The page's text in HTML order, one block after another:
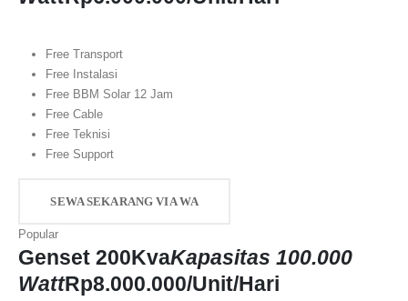
Free Transport
Free Instalasi
Free BBM Solar 12 Jam
Free Cable
Free Teknisi
Free Support
SEWA SEKARANG VIA WA
Popular
Genset 200KvaKapasitas 100.000
WattRp8.000.000/Unit/Hari